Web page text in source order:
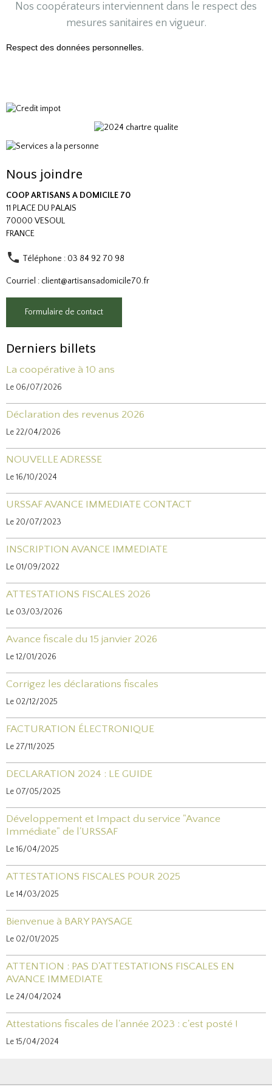
Nos coopérateurs interviennent dans le respect des
mesures sanitaires en vigueur.
Respect des données personnelles.
Nous joindre
COOP ARTISANS A DOMICILE 70
11 PLACE DU PALAIS
70000 VESOUL
FRANCE
Téléphone : 03 84 92 70 98
Courriel : client@artisansadomicile70.fr
Formulaire de contact
Derniers billets
La coopérative à 10 ans
Le 06/07/2026
Déclaration des revenus 2026
Le 22/04/2026
NOUVELLE ADRESSE
Le 16/10/2024
URSSAF AVANCE IMMEDIATE CONTACT
Le 20/07/2023
INSCRIPTION AVANCE IMMEDIATE
Le 01/09/2022
ATTESTATIONS FISCALES 2026
Le 03/03/2026
Avance fiscale du 15 janvier 2026
Le 12/01/2026
Corrigez les déclarations fiscales
Le 02/12/2025
FACTURATION ÉLECTRONIQUE
Le 27/11/2025
DECLARATION 2024 : LE GUIDE
Le 07/05/2025
Développement et Impact du service "Avance
Immédiate" de l'URSSAF
Le 16/04/2025
ATTESTATIONS FISCALES POUR 2025
Le 14/03/2025
Bienvenue à BARY PAYSAGE
Le 02/01/2025
ATTENTION : PAS D'ATTESTATIONS FISCALES EN
AVANCE IMMEDIATE
Le 24/04/2024
Attestations fiscales de l'année 2023 : c'est posté !
Le 15/04/2024